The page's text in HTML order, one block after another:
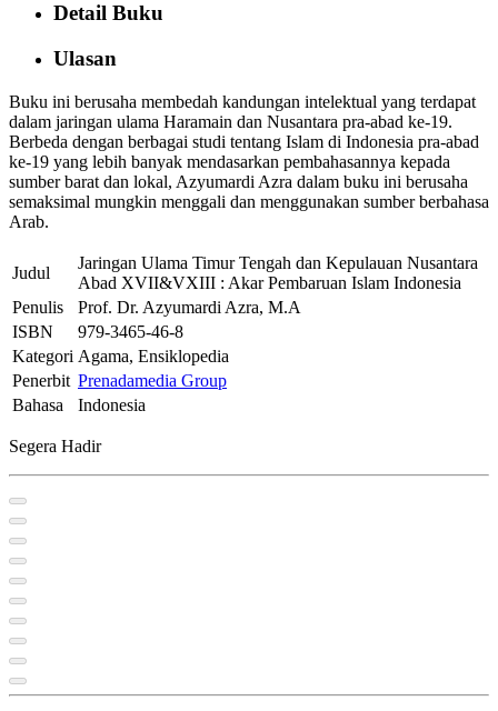
Detail Buku
Ulasan
Buku ini berusaha membedah kandungan intelektual yang terdapat
dalam jaringan ulama Haramain dan Nusantara pra-abad ke-19.
Berbeda dengan berbagai studi tentang Islam di Indonesia pra-abad
ke-19 yang lebih banyak mendasarkan pembahasannya kepada
sumber barat dan lokal, Azyumardi Azra dalam buku ini berusaha
semaksimal mungkin menggali dan menggunakan sumber berbahasa
Arab.
Judul
Jaringan Ulama Timur Tengah dan Kepulauan Nusantara
Abad XVII&VXIII : Akar Pembaruan Islam Indonesia
Penulis
Prof. Dr. Azyumardi Azra, M.A
ISBN
979-3465-46-8
Kategori Agama, Ensiklopedia
Penerbit Prenadamedia Group
Bahasa
Indonesia
Segera Hadir